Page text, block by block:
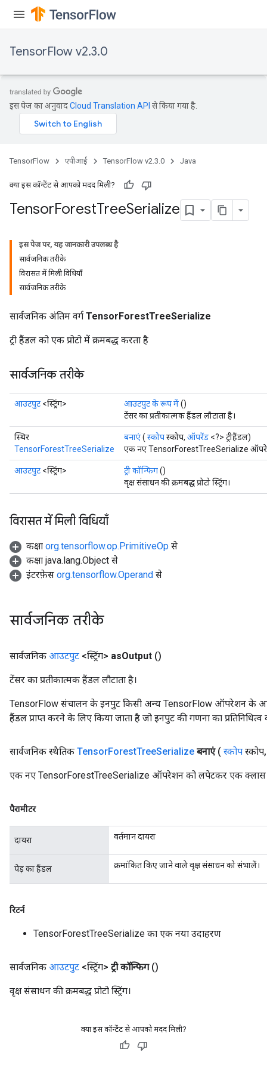
TensorFlow v2.3.0
इस पेज का अनुवादCloud Translation API से किया गया है.
TensorFlow एपीआई TensorFlow v2.3.0 Java
क्या इस कॉन्टेंट से आपको मदद मिली?
TensorForestTreeSerialize
इस पेज पर, यह जानकारी उपलब्ध है
सार्वजनिक तरीके
विरासत में मिली विधियाँ
सार्वजनिक तरीके
सार्वजनिक अंतिम वर्ग TensorForestTreeSerialize
ट्री हैंडल को एक प्रोटो में क्रमबद्ध करता है
सार्वजनिक तरीके
आउटपुट <स्ट्रिंग> आउटपुट के रूप में()
टेंसर का प्रतीकात्मक हैंडल लौटाता है।
स्थिर
TensorForestTreeSerialize
बनाएं( स्कोपस्कोप, ऑपरेंड <?> ट्रीहैंडल)
एक नए TensorForestTreeSerialize
आउटपुट <स्ट्रिंग> ट्री कॉन्फिग()
वृक्ष संसाधन की क्रमबद्ध प्रोटो स्ट्रिंग।
विरासत में मिली विधियाँ
कक्षा org.tensorflow.op.PrimitiveOp से
कक्षा java.lang.Object से
इंटरफ़ेस org.tensorflow.Operand से
सार्वजनिक तरीके
सार्वजनिक आउटपुट <स्ट्रिंग> asOutput ()
टेंसर का प्रतीकात्मक हैंडल लौटाता है।
TensorFlow संचालन के इनपुट किसी अन्य TensorFlow ऑपरेशन के
हैंडल प्राप्त करने के लिए किया जाता है जो इनपुट की गणना का प्रतिनिधित्व
सार्वजनिक स्थैतिक TensorForestTreeSerialize बनाएं ( स्कोप स्कोप,
एक नए TensorForestTreeSerialize ऑपरेशन को लपेटकर एक क्लास
पैरामीटर
दायरा वर्तमान दायरा
पेड़ का हैंडल क्रमांकित किए जाने वाले वृक्ष संसाधन को संभालें।
रिटर्न
TensorForestTreeSerialize का एक नया उदाहरण
सार्वजनिक आउटपुट <स्ट्रिंग> ट्री कॉन्फिग ()
वृक्ष संसाधन की क्रमबद्ध प्रोटो स्ट्रिंग।
क्या इस कॉन्टेंट से आपको मदद मिली?